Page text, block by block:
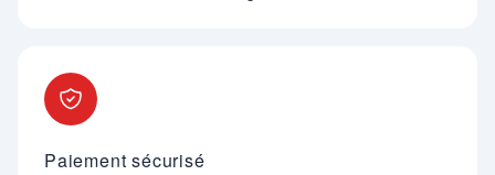
Paiement sécurisé